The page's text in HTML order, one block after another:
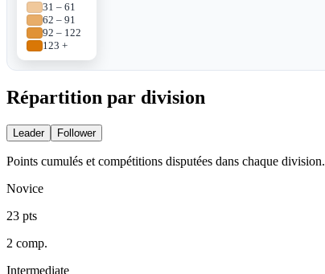
31 – 61
62 – 91
92 – 122
123 +
Répartition par division
Leader Follower
Points cumulés et compétitions disputées dans chaque division.
Novice
23 pts
2 comp.
Intermediate